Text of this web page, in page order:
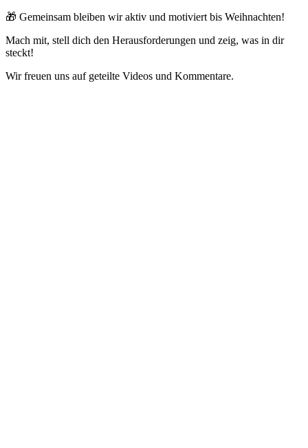
🎁 Gemein­sam blei­ben wir aktiv und moti­viert bis Weihnachten!
Mach mit, stell dich den Heraus­for­de­run­gen und zeig, was in dir
steckt!
Wir freuen uns auf geteilte Videos und Kommentare.